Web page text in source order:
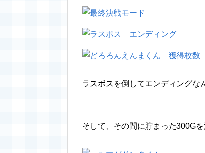
ラスボスを倒してエンディングな
そして、その間に貯まった300Gを